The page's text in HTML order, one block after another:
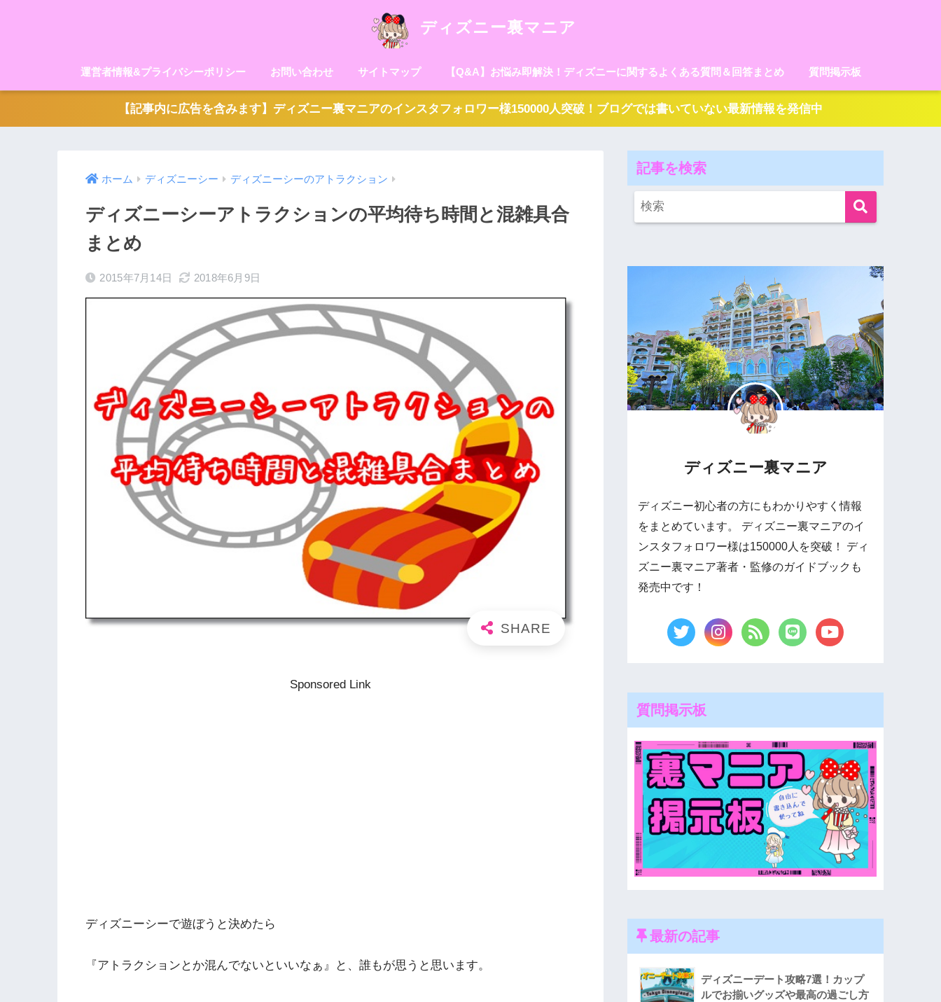
ディズニー裏マニア
運営者情報&プライバシーポリシー お問い合わせ サイトマップ 【Q&A】お悩み即解決！ディズニーに関するよくある質問＆回答まとめ 質問掲示板
【記事内に広告を含みます】ディズニー裏マニアのインスタフォロワー様150000人突破！ブログでは書いていない最新情報を発信中
ホーム ディズニーシー ディズニーシーのアトラクション
ディズニーシーアトラクションの平均待ち時間と混雑具合
まとめ
2015年7月14日 2018年6月9日
Sponsored Link
ディズニーシーで遊ぼうと決めたら
『アトラクションとか混んでないといいなぁ』と、誰もが思うと思います。
記事を検索
ディズニー裏マニア
ディズニー初心者の方にもわかりやすく情報
をまとめています。 ディズニー裏マニアのイ
ンスタフォロワー様は150000人を突破！ ディ
ズニー裏マニア著者・監修のガイドブックも
発売中です！
質問掲示板
最新の記事
ディズニーデート攻略7選！カップ
ルでお揃いグッズや最高の過ごし方